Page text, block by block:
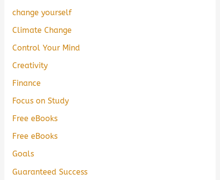
change yourself
Climate Change
Control Your Mind
Creativity
Finance
Focus on Study
Free eBooks
Free eBooks
Goals
Guaranteed Success